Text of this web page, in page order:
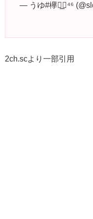
— うゆ#欅◢͟￨⁴⁶
2ch.scより一部引用